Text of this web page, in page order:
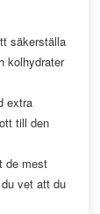
säkerställa
kolhydrater
extra
till den
de mest
vet att du